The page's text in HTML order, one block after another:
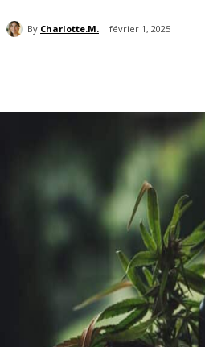
By Charlotte.M. février 1, 2025